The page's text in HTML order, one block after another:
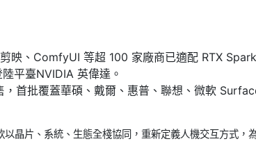
、ComfyUI 等超 100 家廠商已適配 RTX Spark
平臺NVIDIA 英偉達。
，首批覆蓋華碩、戴爾、惠普、聯想、微軟
以晶片、系統、生態全棧協同，重新定義人機交互方式，